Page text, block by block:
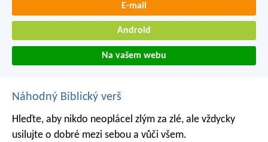
E-mail
Android
Na vašem webu
Náhodný Biblický verš
Hleďte, aby nikdo neoplácel zlým za zlé, ale vždycky
usilujte o dobré mezi sebou a vůči všem.